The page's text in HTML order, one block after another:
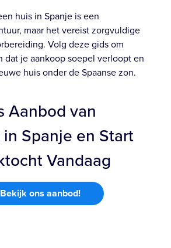
huis in Spanje is een
maar het vereist zorgvuldige
Volg deze gids om
dat je aankoop soepel verloopt en
huis onder de Spaanse zon.
Aanbod van
Spanje en Start
Vandaag
Bekijk ons aanbod!